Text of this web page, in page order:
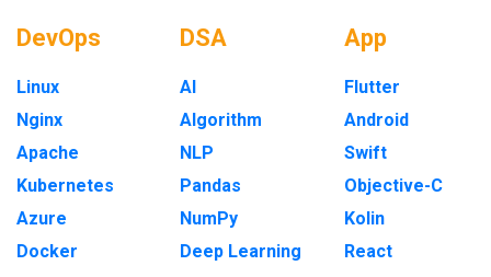
DevOps
Linux
Nginx
Apache
Kubernetes
Azure
Docker
DSA
AI
Algorithm
NLP
Pandas
NumPy
Deep Learning
App
Flutter
Android
Swift
Objective-C
Kolin
React